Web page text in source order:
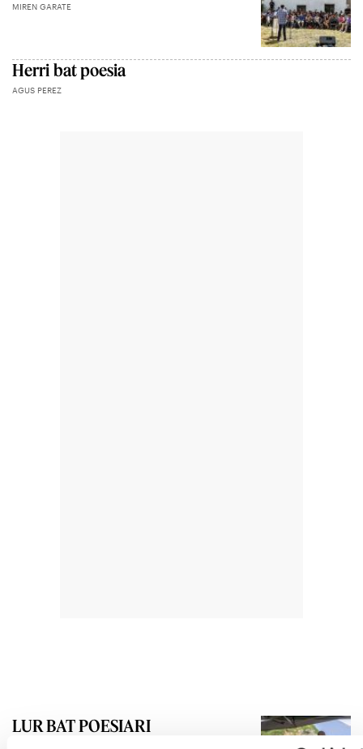
MIREN GARATE
Herri bat poesia
AGUS PEREZ
LUR BAT POESIARI